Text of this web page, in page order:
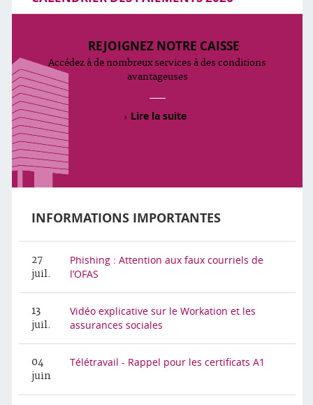
REJOIGNEZ NOTRE CAISSE
Accédez à de nombreux services à des conditions
avantageuses
Lire la suite
INFORMATIONS IMPORTANTES
27
juil.
Phishing : Attention aux faux courriels de
l’OFAS
13
juil.
Vidéo explicative sur le Workation et les
assurances sociales
04
juin
Télétravail - Rappel pour les certificats A1